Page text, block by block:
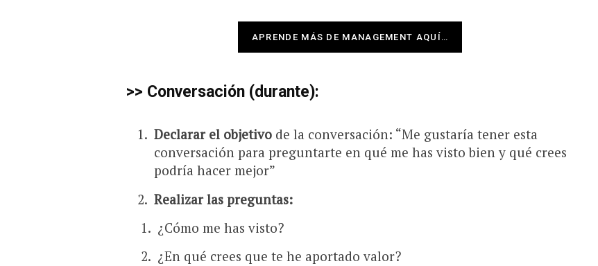
APRENDE MÁS DE MANAGEMENT AQUÍ…
>> Conversación (durante):
Declarar el objetivode la conversación: “Me gustaría tener esta
conversación para preguntarte en qué me has visto bien y qué crees
podría hacer mejor”
Realizar las preguntas:
¿Cómo me has visto?
¿En qué crees que te he aportado valor?